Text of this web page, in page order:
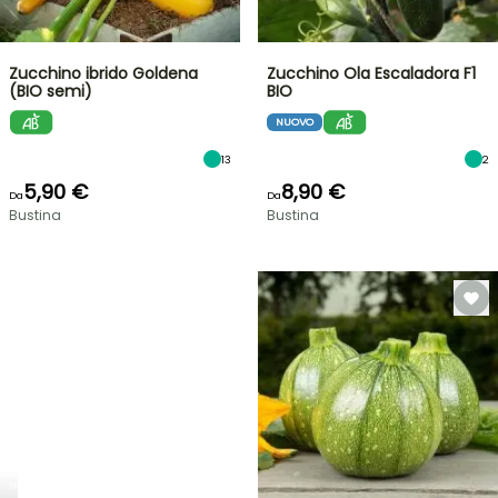
Zucchino ibrido Goldena
(BIO semi)
13
Da5,90 €
Bustina
Zucchino Ola Escaladora F1
BIO
NUOVO
2
Da8,90 €
Bustina